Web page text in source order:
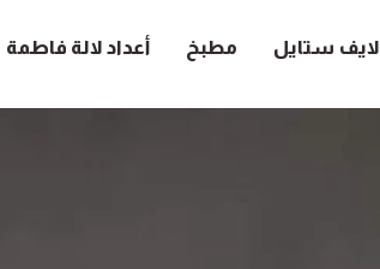
لايف ستايل مطبخ أعداد لالة فاطمة